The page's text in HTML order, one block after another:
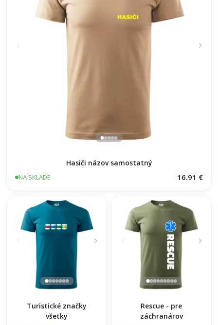
Hasiči názov samostatný
NA SKLADE 16.91 €
Turistické značky
všetky
Rescue - pre
záchranárov